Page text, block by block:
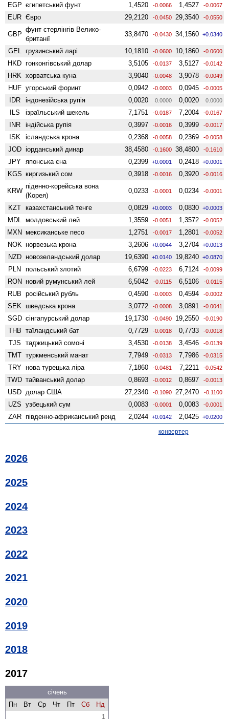
EGP єгипетський фунт 1,4520 -0.0066 1,4527 -0.0067
EUR Євро 29,2120 -0.0450 29,3540 -0.0550
GBP
фунт стерлінгів Велико­
британії
33,8470 -0.0430 34,1560 +0.0340
GEL грузинський ларі 10,1810 -0.0600 10,1860 -0.0600
HKD гонконгівський долар 3,5105 -0.0137 3,5127 -0.0142
HRK хорватська куна 3,9040 -0.0048 3,9078 -0.0049
HUF угорський форинт 0,0942 -0.0003 0,0945 -0.0005
IDR індонезійська рупія 0,0020 0.0000 0,0020 0.0000
ILS ізраїльський шекель 7,1751 -0.0187 7,2004 -0.0167
INR індійська рупія 0,3997 -0.0016 0,3999 -0.0017
ISK ісландська крона 0,2368 -0.0058 0,2369 -0.0058
JOD іорданський динар 38,4580 -0.1600 38,4800 -0.1610
JPY японська єна 0,2399 +0.0001 0,2418 +0.0001
KGS киргизький сом 0,3918 -0.0016 0,3920 -0.0016
KRW
піденно-корейська вона
(Корея)
0,0233 -0.0001 0,0234 -0.0001
KZT казахстанський тенге 0,0829 +0.0003 0,0830 +0.0003
MDL молдовський лей 1,3559 -0.0051 1,3572 -0.0052
MXN мексиканське песо 1,2751 -0.0017 1,2801 -0.0052
NOK норвезька крона 3,2606 +0.0044 3,2704 +0.0013
NZD ново­зеландський долар 19,6390 +0.0140 19,8240 +0.0870
PLN польський злотий 6,6799 -0.0223 6,7124 -0.0099
RON новий румунський лей 6,5042 -0.0115 6,5106 -0.0115
RUB російський рубль 0,4590 -0.0003 0,4594 -0.0002
SEK шведська крона 3,0772 -0.0008 3,0891 -0.0041
SGD сінгапурський долар 19,1730 -0.0490 19,2550 -0.0190
THB таїландський бат 0,7729 -0.0018 0,7733 -0.0018
TJS таджицький сомоні 3,4530 -0.0138 3,4546 -0.0139
TMT туркменський манат 7,7949 -0.0313 7,7986 -0.0315
TRY нова турецька ліра 7,1860 -0.0481 7,2211 -0.0542
TWD тайванський долар 0,8693 -0.0012 0,8697 -0.0013
USD долар США 27,2340 -0.1090 27,2470 -0.1100
UZS узбецький сум 0,0083 -0.0001 0,0083 -0.0001
ZAR південно-африканський ренд 2,0244 +0.0142 2,0425 +0.0200
конвертер
2026
2025
2024
2023
2022
2021
2020
2019
2018
2017
січень
Пн
Вт Ср Чт Пт Сб
Нд
1